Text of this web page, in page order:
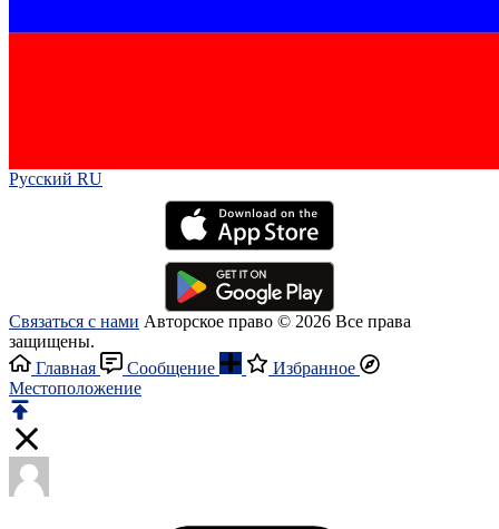
Русский RU‎
Связаться с нами Авторское право © 2026 Все права
защищены.
Главная
Сообщение
Избранное
Местоположение